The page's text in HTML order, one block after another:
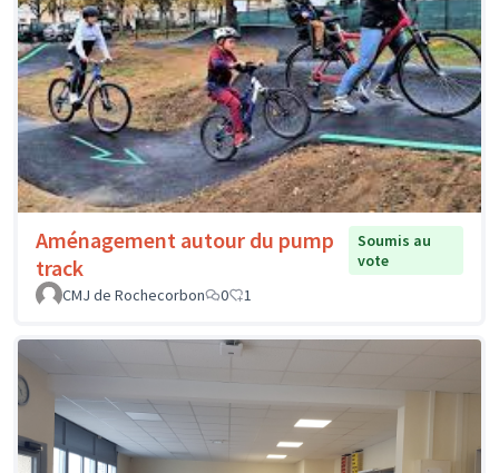
Aménagement autour du pump
track
Soumis au
vote
CMJ de Rochecorbon
0 1